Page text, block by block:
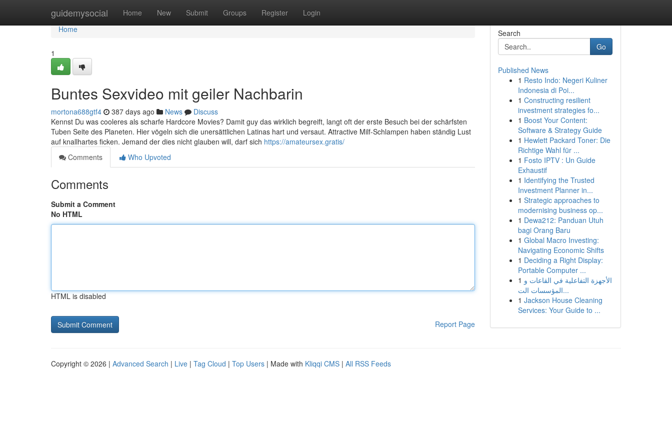
guidemysocial Home New Submit Groups Register Login
Home
Home
1
Buntes Sexvideo mit geiler Nachbarin
mortona688gtf4 387 days ago News
Discuss
Kennst Du was cooleres als scharfe Hardcore Movies? Damit guy das wirklich begreift, langt oft der erste Besuch bei der schärfsten
Tuben Seite des Planeten. Hier vögeln sich die unersättlichen Latinas hart und versaut. Attractive Milf-Schlampen haben ständig Lust
auf knallhartes ficken. Jemand der dies nicht glauben will, darf sich https://amateursex.gratis/
Comments
Who Upvoted
Comments
Submit a Comment
No HTML
HTML is disabled
Report Page
Search
Go
Published News
1 Resto Indo: Negeri Kuliner
Indonesia di Poi...
1 Constructing resilient
investment strategies fo...
1 Boost Your Content:
Software & Strategy Guide
1 Hewlett Packard Toner: Die
Richtige Wahl für ...
1 Fosto IPTV : Un Guide
Exhaustif
1 Identifying the Trusted
Investment Planner in...
1 Strategic approaches to
modernising business op...
1 Dewa212: Panduan Utuh
bagi Orang Baru
1 Global Macro Investing:
Navigating Economic Shifts
1 Deciding a Right Display:
Portable Computer ...
1 الأجهزة التفاعلية في القاعات و
المؤسسات الت...
1 Jackson House Cleaning
Services: Your Guide to ...
Copyright © 2026 | Advanced Search | Live | Tag Cloud | Top Users | Made with Kliqqi CMS | All RSS Feeds